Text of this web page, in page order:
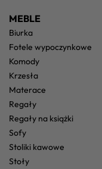
MEBLE
biurka
fotele wypoczynkowe
komody
krzesła
materace
regały
regały na książki
sofy
stoliki kawowe
stoły